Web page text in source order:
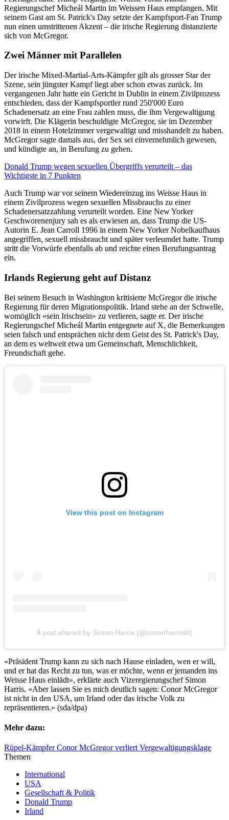
Regierungschef Micheál Martin im Weissen Haus empfangen. Mit
seinem Gast am St. Patrick's Day setzte der Kampfsport-Fan Trump
nun einen umstrittenen Akzent – die irische Regierung distanzierte
sich von McGregor.
Zwei Männer mit Parallelen
Der irische Mixed-Martial-Arts-Kämpfer gilt als grosser Star der
Szene, sein jüngster Kampf liegt aber schon etwas zurück. Im
vergangenen Jahr hatte ein Gericht in Dublin in einem Zivilprozess
entschieden, dass der Kampfsportler rund 250'000 Euro
Schadenersatz an eine Frau zahlen muss, die ihm Vergewaltigung
vorwirft. Die Klägerin beschuldigte McGregor, sie im Dezember
2018 in einem Hotelzimmer vergewaltigt und misshandelt zu haben.
McGregor sagte damals aus, der Sex sei einvernehmlich gewesen,
und kündigte an, in Berufung zu gehen.
Donald Trump wegen sexuellen Übergriffs verurteilt – das
Wichtigste in 7 Punkten
Auch Trump war vor seinem Wiedereinzug ins Weisse Haus in
einem Zivilprozess wegen sexuellen Missbrauchs zu einer
Schadenersatzzahlung verurteilt worden. Eine New Yorker
Geschworenenjury sah es als erwiesen an, dass Trump die US-
Autorin E. Jean Carroll 1996 in einem New Yorker Nobelkaufhaus
angegriffen, sexuell missbraucht und später verleumdet hatte. Trump
stritt die Vorwürfe ebenfalls ab und reichte einen Berufungsantrag
ein.
Irlands Regierung geht auf Distanz
Bei seinem Besuch in Washington kritisierte McGregor die irische
Regierung für deren Migrationspolitik. Irland stehe an der Schwelle,
womöglich «sein Irischsein» zu verlieren, sagte er. Der irische
Regierungschef Micheál Martin entgegnete auf X, die Bemerkungen
seien falsch und entsprächen nicht dem Geist des St. Patrick's Day,
an dem es weltweit etwa um Gemeinschaft, Menschlichkeit,
Freundschaft gehe.
View this post on Instagram
A post shared by Simon Harris (@simonharristd)
«Präsident Trump kann zu sich nach Hause einladen, wen er will,
und er hat das Recht zu tun, was er möchte, wenn er jemanden ins
Weisse Haus einlädt», erklärte auch Vizeregierungschef Simon
Harris. «Aber lassen Sie es mich deutlich sagen: Conor McGregor
ist nicht in den USA, um Irland oder das irische Volk zu
repräsentieren.» (sda/dpa)
Mehr dazu:
Rüpel-Kämpfer Conor McGregor verliert Vergewaltigungsklage
Themen
International
USA
Gesellschaft & Politik
Donald Trump
Irland